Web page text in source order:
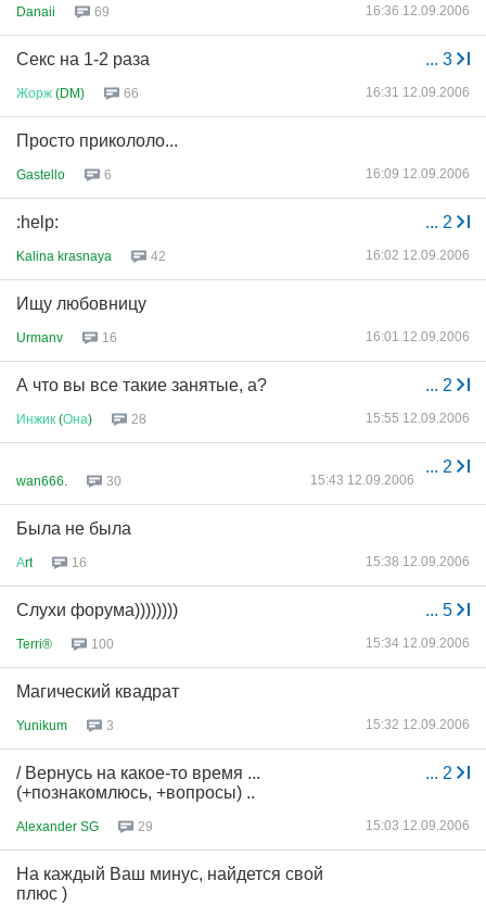
Danaii 69 16:36 12.09.2006
... 3
Секс на 1-2 раза
Жорж (DM) 66 16:31 12.09.2006
Просто прикололо...
Gastello 6 16:09 12.09.2006
... 2
:help:
Kalina krasnaya 42 16:02 12.09.2006
Ищу любовницу
Urmanv 16 16:01 12.09.2006
... 2
А что вы все такие занятые, а?
Инжик (Она) 28 15:55 12.09.2006
... 2
wan666. 30 15:43 12.09.2006
Была не была
Аrt 16 15:38 12.09.2006
... 5
Слухи форума))))))))
Terri® 100 15:34 12.09.2006
Магический квадрат
Yunikum 3 15:32 12.09.2006
... 2
/ Вернусь на какое-то время ...
(+познакомлюсь, +вопросы) ..
Alexander SG 29 15:03 12.09.2006
На каждый Ваш минус, найдется свой
плюс )